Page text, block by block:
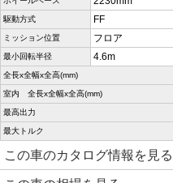
駆動方式 FF
ミッション位置 フロア
最小回転半径 4.6m
全長x全幅x全高(mm)
室内 全長x全幅x全高(mm)
最高出力
最大トルク
この車のカタログ情報を見る